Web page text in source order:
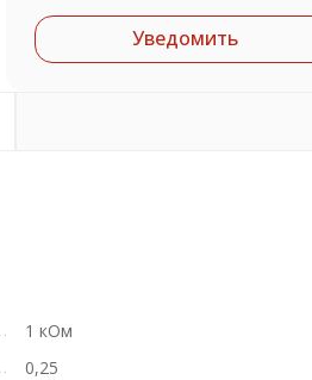
Уведомить
1 кОм
0,25